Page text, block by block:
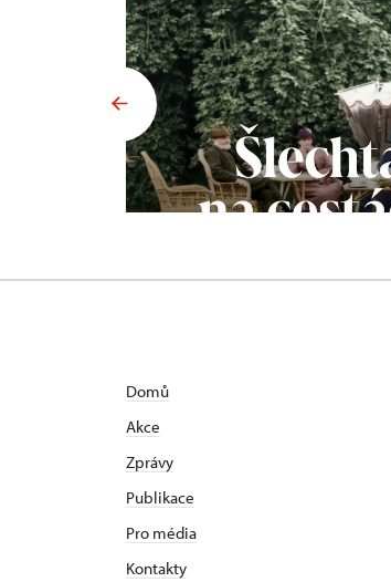
Domů
Akce
Zprávy
Publikace
Pro média
Kontakty